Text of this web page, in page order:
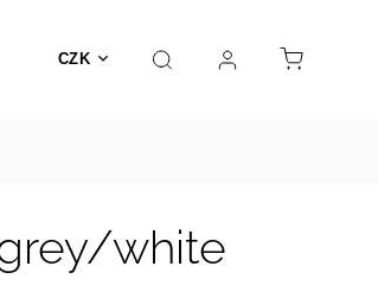
CZK
Hračky Prodejna Kontakt
white